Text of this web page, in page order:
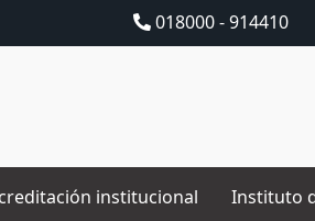
018000 - 914410
institucional Instituto